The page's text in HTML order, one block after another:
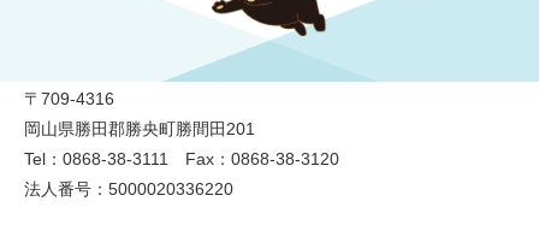
〒709-4316
岡山県勝田郡勝央町勝間田201
Tel：0868-38-3111 Fax：0868-38-3120
法人番号：5000020336220